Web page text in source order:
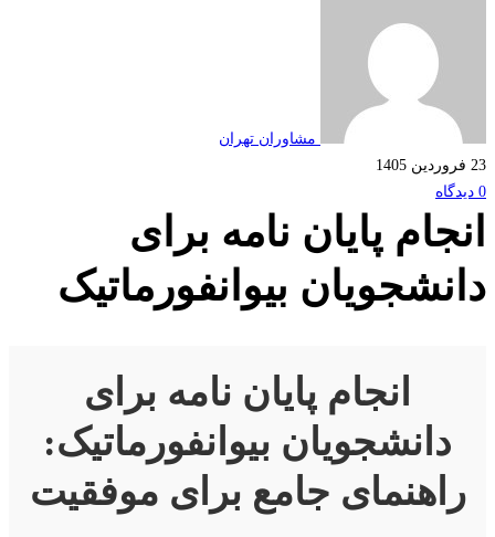
مشاوران تهران
پایان نامه برای
بیوانفورماتیک
انجام پایان نامه برای
دانشجویان بیوانفورماتیک:
جامع برای موفقیت